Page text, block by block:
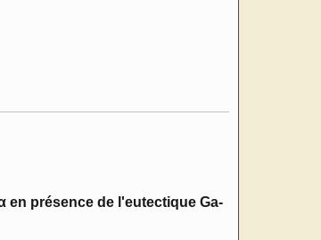
en présence de l'eutectique Ga-